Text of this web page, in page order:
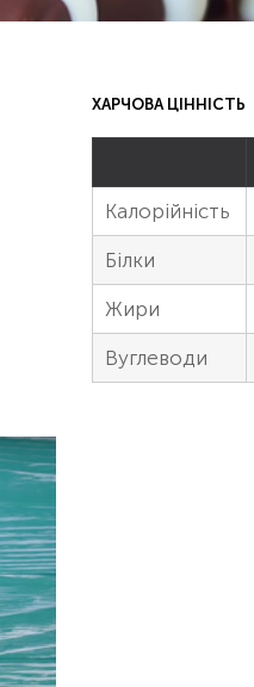
ХАРЧОВА ЦІННІСТЬ
Калорійність
Білки
Жири
Вуглеводи